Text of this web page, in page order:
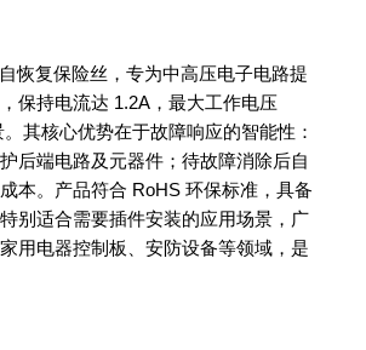
恢复保险丝，专为中高压电子电路提
保持电流达 1.2A，最大工作电压
其核心优势在于故障响应的智能性：
后端电路及元器件；待故障消除后自
本。产品符合 RoHS 环保标准，具备
别适合需要插件安装的应用场景，广
用电器控制板、安防设备等领域，是